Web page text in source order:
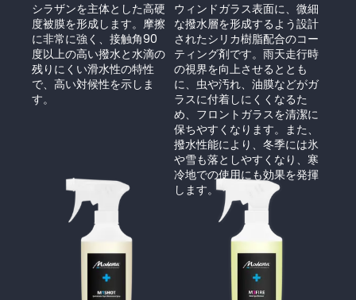
シラザンを主体とした高硬
度被膜を形成します。摩擦
に非常に強く、接触角90
度以上の高い撥水と水滴の
残りにくい滑水性の特性
で、高い対候性を示しま
す。
ウィンドガラス表面に、微細
な撥水層を形成するよう設計
されたシリカ樹脂配合のコー
ティング剤です。雨天走行時
の視界を向上させるととも
に、虫や汚れ、油膜などがガ
ラスに付着しにくくなるた
め、フロントガラスを清潔に
保ちやすくなります。また、
撥水性能により、冬季には氷
や雪も落としやすくなり、寒
冷地での使用にも効果を発揮
します。